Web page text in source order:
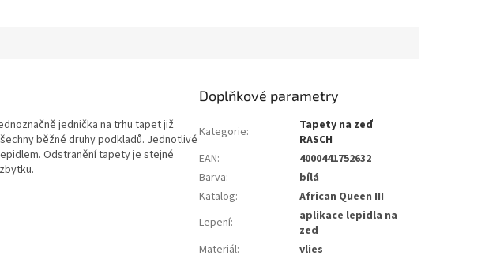
jednička na trhu tapet již
běžné druhy podkladů. Jednotlivé
Odstranění tapety je stejné
Doplňkové parametry
Kategorie:
Tapety na zeď
RASCH
EAN:
4000441752632
Barva:
bílá
Katalog:
African Queen III
Lepení:
aplikace lepidla na
zeď
Materiál:
vlies